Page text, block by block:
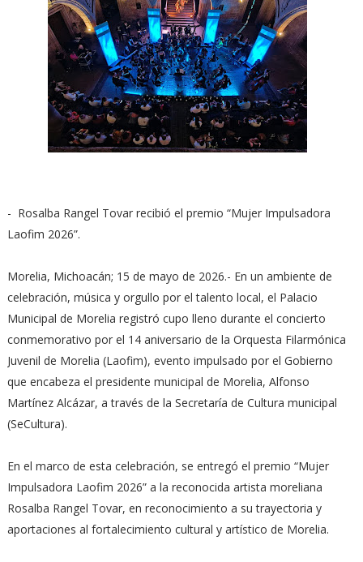
- Rosalba Rangel Tovar recibió el premio “Mujer Impulsadora
Laofim 2026”.
Morelia, Michoacán; 15 de mayo de 2026.- En un ambiente de
celebración, música y orgullo por el talento local, el Palacio
Municipal de Morelia registró cupo lleno durante el concierto
conmemorativo por el 14 aniversario de la Orquesta Filarmónica
Juvenil de Morelia (Laofim), evento impulsado por el Gobierno
que encabeza el presidente municipal de Morelia, Alfonso
Martínez Alcázar, a través de la Secretaría de Cultura municipal
(SeCultura).
En el marco de esta celebración, se entregó el premio “Mujer
Impulsadora Laofim 2026” a la reconocida artista moreliana
Rosalba Rangel Tovar, en reconocimiento a su trayectoria y
aportaciones al fortalecimiento cultural y artístico de Morelia.